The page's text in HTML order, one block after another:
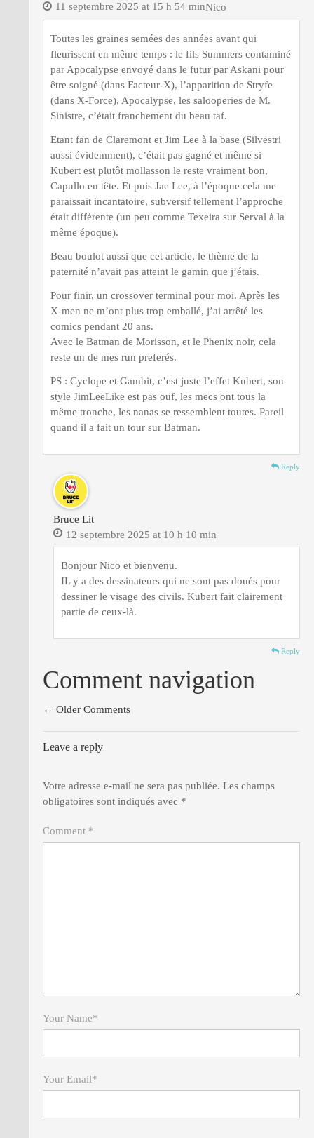
Nico
11 septembre 2025 at 15 h 54 min
Toutes les graines semées des années avant qui
fleurissent en même temps : le fils Summers contaminé
par Apocalypse envoyé dans le futur par Askani pour
être soigné (dans Facteur-X), l’apparition de Stryfe
(dans X-Force), Apocalypse, les salooperies de M.
Sinistre, c’était franchement du beau taf.
Etant fan de Claremont et Jim Lee à la base (Silvestri
aussi évidemment), c’était pas gagné et même si
Kubert est plutôt mollasson le reste vraiment bon,
Capullo en tête. Et puis Jae Lee, à l’époque cela me
paraissait incantatoire, subversif tellement l’approche
était différente (un peu comme Texeira sur Serval à la
même époque).
Beau boulot aussi que cet article, le thème de la
paternité n’avait pas atteint le gamin que j’étais.
Pour finir, un crossover terminal pour moi. Après les
X-men ne m’ont plus trop emballé, j’ai arrêté les
comics pendant 20 ans.
Avec le Batman de Morisson, et le Phenix noir, cela
reste un de mes run preferés.
PS : Cyclope et Gambit, c’est juste l’effet Kubert, son
style JimLeeLike est pas ouf, les mecs ont tous la
même tronche, les nanas se ressemblent toutes. Pareil
quand il a fait un tour sur Batman.
Reply
Bruce Lit
12 septembre 2025 at 10 h 10 min
Bonjour Nico et bienvenu.
IL y a des dessinateurs qui ne sont pas doués pour
dessiner le visage des civils. Kubert fait clairement
partie de ceux-là.
Reply
Comment navigation
← Older Comments
Leave a reply
Votre adresse e-mail ne sera pas publiée. Les champs
obligatoires sont indiqués avec *
Comment *
Your Name*
Your Email*